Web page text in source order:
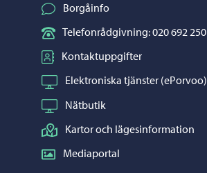
Borgåinfo
Telefonrådgivning: 020 692 250
Kontaktuppgifter
Elektroniska tjänster (ePorvoo)
Nätbutik
Kartor och lägesinformation
Mediaportal